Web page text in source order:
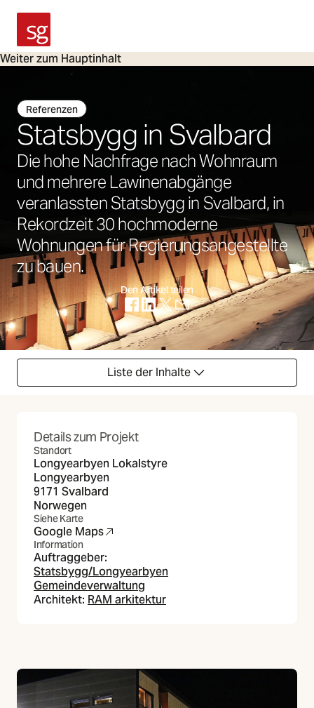
Weiter zum Hauptinhalt
SG Armaturen
Referenzen
Statsbygg in Svalbard
Die hohe Nachfrage nach Wohnraum
und mehrere Lawinenabgänge
veranlassten Statsbygg in Svalbard, in
Rekordzeit 30 hochmoderne
Wohnungen für Regierungsangestellte
zu bauen.
Den Artikel teilen
(Öffnet in neuer Registerkarte)
(Öffnet in neuer Registerkarte)
(Öffnet in neuer Registerkarte)
(Öffnet in neuer
Liste der Inhalte
Details zum Projekt
Standort
Longyearbyen Lokalstyre
Longyearbyen
9171 Svalbard
Norwegen
Siehe Karte
Google Maps
(Öffnet in neuer Registerkarte)
Information
Auftraggeber:
Statsbygg/Longyearbyen
Gemeindeverwaltung
Architekt: RAM arkitektur